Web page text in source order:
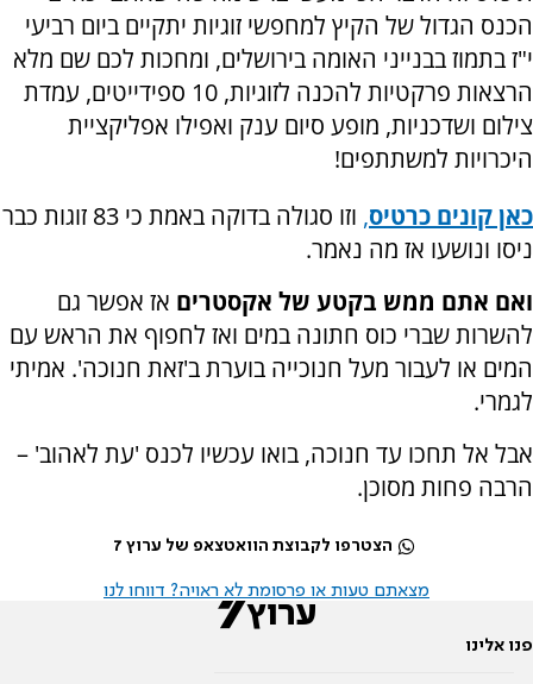
הכנס הגדול של הקיץ למחפשי זוגיות יתקיים ביום רביעי
י"ז בתמוז בבנייני האומה בירושלים, ומחכות לכם שם מלא
הרצאות פרקטיות להכנה לזוגיות, 10 ספידייטים, עמדת
צילום ושדכניות, מופע סיום ענק ואפילו אפליקציית
היכרויות למשתתפים!
כאן קונים כרטיס,
וזו סגולה בדוקה באמת כי 83 זוגות כבר
ניסו ונושעו אז מה נאמר.
ואם אתם ממש בקטע של אקסטרים אז אפשר גם
להשרות שברי כוס חתונה במים ואז לחפוף את הראש עם
המים או לעבור מעל חנוכייה בוערת ב'זאת חנוכה'. אמיתי
לגמרי.
אבל אל תחכו עד חנוכה, בואו עכשיו לכנס 'עת לאהוב' –
הרבה פחות מסוכן.
הצטרפו לקבוצת הוואטצאפ של ערוץ 7
מצאתם טעות או פרסומת לא ראויה? דווחו לנו
פנו אלינו